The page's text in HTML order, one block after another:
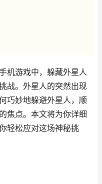
机游戏中，躲藏外星人
战。外星人的突然出现
巧妙地躲避外星人，顺
焦点。本文将为你详细
轻松应对这场神秘挑